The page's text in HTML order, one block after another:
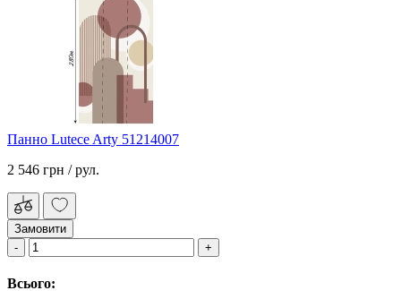
Панно Lutece Arty 51214007
2 546 грн / рул.
Замовити
Всього: